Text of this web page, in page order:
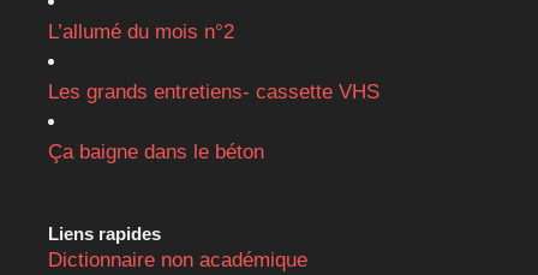
L’allumé du mois n°2
Les grands entretiens- cassette VHS
Ça baigne dans le béton
Liens rapides
Dictionnaire non académique